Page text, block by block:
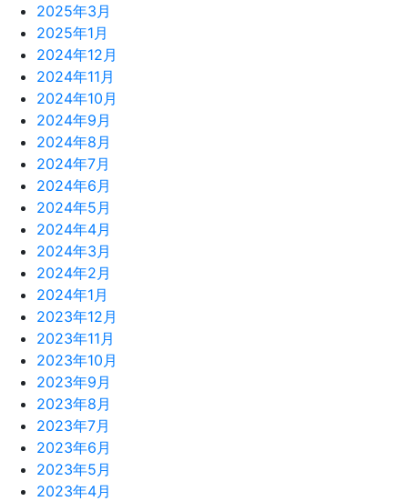
2025年3月
2025年1月
2024年12月
2024年11月
2024年10月
2024年9月
2024年8月
2024年7月
2024年6月
2024年5月
2024年4月
2024年3月
2024年2月
2024年1月
2023年12月
2023年11月
2023年10月
2023年9月
2023年8月
2023年7月
2023年6月
2023年5月
2023年4月